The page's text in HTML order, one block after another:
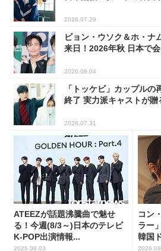
2026.07.29
ビョン・ウソク＆ホ・ナ
来日！2026年秋 日本で
2026.08.04
「トッケビ」カップル
終了 実力派キャストが贈
2026.07.31
ATEEZが話題沸騰曲で魅せ
る！今週(8/3～)日本のテレビ
K-POP出演情報...
2026.08.03
コン
ラー
韓国